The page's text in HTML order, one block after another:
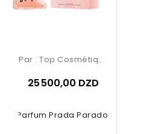
De Parfum Prada Paradoxe 90ml
Par : Top Cosmétiques
25 500,00 DZD